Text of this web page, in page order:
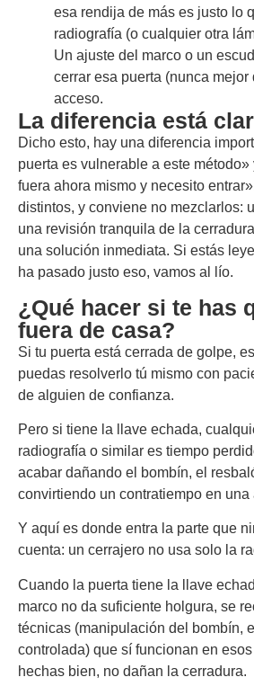
esa rendija de más es justo lo
radiografía (o cualquier otra
Un ajuste del marco o un
cerrar esa puerta (nunca
acceso.
La diferencia está
Dicho esto, hay una diferencia
puerta es vulnerable a este
fuera ahora mismo y necesito
distintos, y conviene no mezclarlos:
una revisión tranquila de la
una solución inmediata. Si estás
ha pasado justo eso, vamos al lío.
¿Qué hacer si te has
fuera de casa?
Si tu puerta está cerrada de golpe,
puedas resolverlo tú mismo con
de alguien de confianza.
Pero si tiene la llave echada,
radiografía o similar es tiempo
acabar dañando el bombín, el
convirtiendo un contratiempo en una
Y aquí es donde entra la parte que
cuenta: un cerrajero no usa solo la
Cuando la puerta tiene la llave
marco no da suficiente holgura, se
técnicas (manipulación del bombín,
controlada) que sí funcionan en
hechas bien, no dañan la cerradura.